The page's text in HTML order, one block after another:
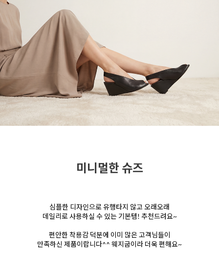
미니멀한 슈즈
심플한 디자인으로 유행타지 않고 오래오래
데일리로 사용하실 수 있는 기본템! 추천드려요~
편안한 착용감 덕분에 이미 많은 고객님들이
만족하신 제품이랍니다^^ 웨지굽이라 더욱 편해요~